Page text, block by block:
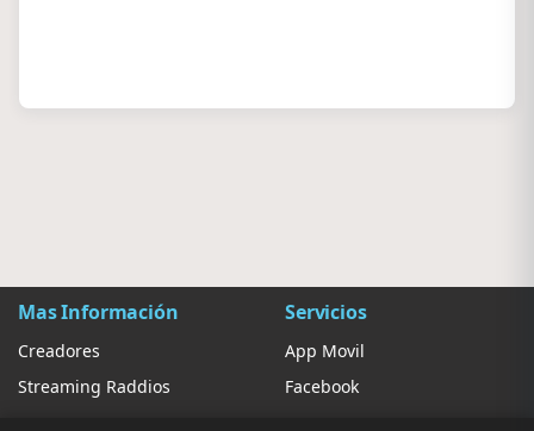
Mas Información
Creadores
Streaming Raddios
Servicios
App Movil
Facebook